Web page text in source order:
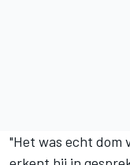
"Het was echt dom